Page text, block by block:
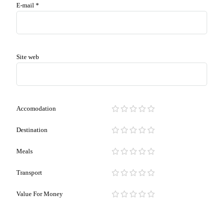
E-mail *
Site web
Accomodation
Destination
Meals
Transport
Value For Money